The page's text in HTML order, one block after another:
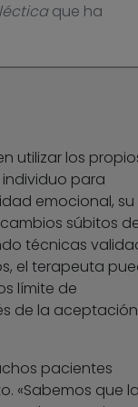
que ha
utilizar los
para
emocional, su
súbitos
técnicas
el terapeuta
límite de
de la
pacientes
«Sabemos que la